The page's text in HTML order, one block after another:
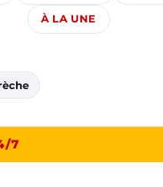
À LA UNE
7